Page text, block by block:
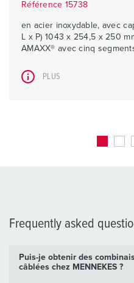
Référence 15738
en acier inoxydable, avec
L x P) 1043 x 254,5 x 250
AMAXX® avec cinq
PLUS
Frequently asked
Puis-je obtenir des
câblées chez MENNEKES ?